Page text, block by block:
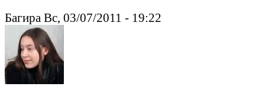
Багира Вс, 03/07/2011 - 19:22